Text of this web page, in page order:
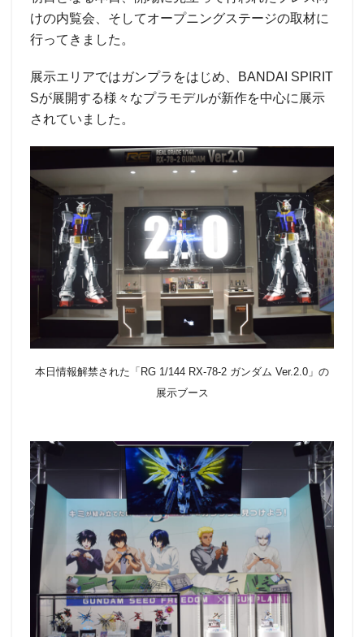
けの内覧会、そしてオープニングステージの取材に
行ってきました。
展示エリアではガンプラをはじめ、BANDAI SPIRIT
Sが展開する様々なプラモデルが新作を中心に展示
されていました。
本日情報解禁された「RG 1/144 RX-78-2 ガンダム Ver.2.0」の
展示ブース